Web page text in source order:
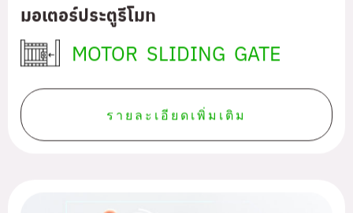
มอเตอร์ประตูรีโมท
MOTOR SLIDING GATE
รายละเอียดเพิ่มเติม